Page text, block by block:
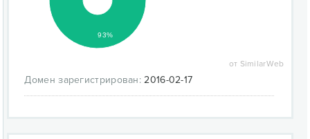
93%
от SimilarWeb
Домен зарегистрирован: 2016-02-17